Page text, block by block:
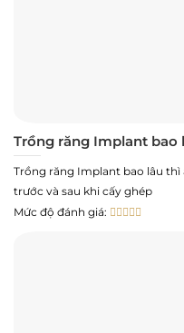
Trồng răng Implant bao
Trồng răng Implant bao lâu
trước và sau khi cấy ghép
Mức độ đánh giá: